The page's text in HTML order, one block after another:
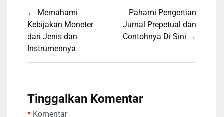
Navigasi
pos
← Memahami
Kebijakan Moneter
dari Jenis dan
Instrumennya
Pahami Pengertian
Jurnal Prepetual dan
Contohnya Di Sini →
Tinggalkan Komentar
* Komentar